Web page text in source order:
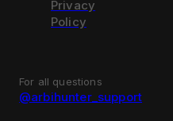
Privacy
Policy
For all questions
@arbihunter_support